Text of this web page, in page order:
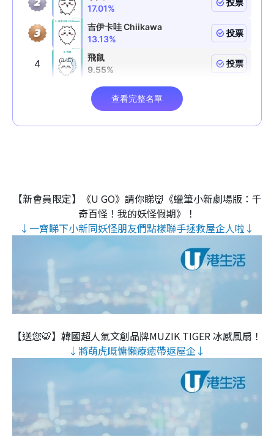
【新會員限定】《U GO》請你睇👹《蠟筆小新劇場版：千
奇百怪！我的妖怪假期》！
↓一齊睇下小新同妖怪朋友們點樣聯手拯救屋企人啦↓
【送您🐯】韓國超人氣文創品牌MUZIK TIGER 冰感風扇！
↓將萌虎嘅慵懶療癒帶返屋企↓